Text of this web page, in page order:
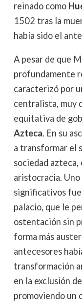
reinado como
1502 tras la
había sido el
A pesar de que
profundamente
caracterizó por
centralista, muy
equitativa de
Azteca. En su
a transformar el
sociedad azteca,
aristocracia.
significativos
palacio, que le
ostentación sin
forma más
antecesores
transformación
en la exclusión
promoviendo un